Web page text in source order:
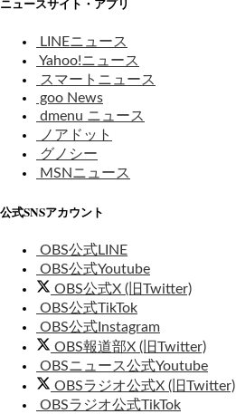
LINEニュース
Yahoo!ニュース
スマートニュース
goo News
dmenu ニュース
ノアドット
グノシー
MSNニュース
公式SNSアカウント
OBS公式LINE
OBS公式Youtube
OBS公式X (旧Twitter)
OBS公式TikTok
OBS公式Instagram
OBS報道部X (旧Twitter)
OBSニュース公式Youtube
OBSラジオ公式X (旧Twitter)
OBSラジオ公式TikTok